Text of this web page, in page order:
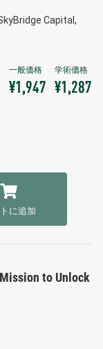
Capital,
¥1,947 ¥1,287
に追加
to Unlock